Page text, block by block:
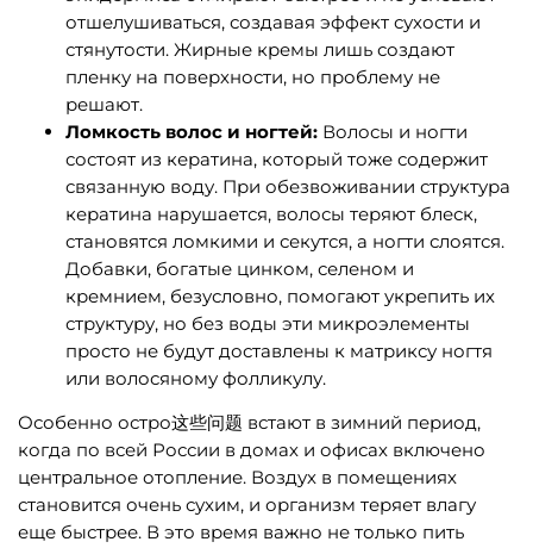
отшелушиваться, создавая эффект сухости и
стянутости. Жирные кремы лишь создают
пленку на поверхности, но проблему не
решают.
Ломкость волос и ногтей: Волосы и ногти
состоят из кератина, который тоже содержит
связанную воду. При обезвоживании структура
кератина нарушается, волосы теряют блеск,
становятся ломкими и секутся, а ногти слоятся.
Добавки, богатые цинком, селеном и
кремнием, безусловно, помогают укрепить их
структуру, но без воды эти микроэлементы
просто не будут доставлены к матриксу ногтя
или волосяному фолликулу.
Особенно остро这些问题 встают в зимний период,
когда по всей России в домах и офисах включено
центральное отопление. Воздух в помещениях
становится очень сухим, и организм теряет влагу
еще быстрее. В это время важно не только пить